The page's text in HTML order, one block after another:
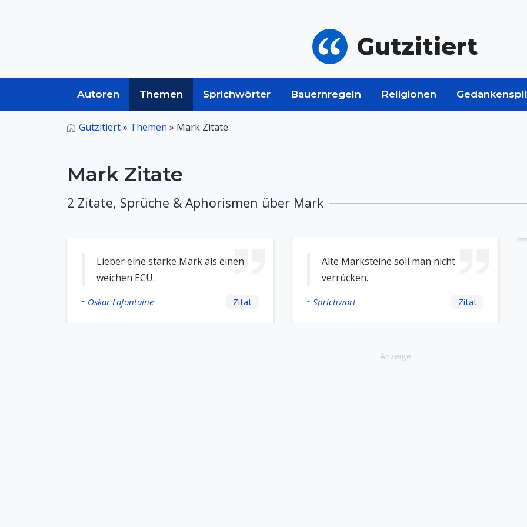
Gutzitiert
Autoren Themen Sprichwörter Bauernregeln Religionen
Gutzitiert» Themen » Mark Zitate
Mark Zitate
2 Zitate, Sprüche & Aphorismen über Mark
Lieber eine starke Mark als einen
weichen ECU.
- Oskar Lafontaine Zitat
Alte Marksteine soll man nicht
verrücken.
- Sprichwort Zitat
Anzeige